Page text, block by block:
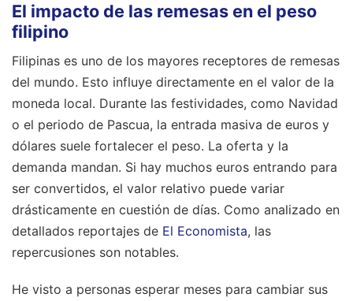
El impacto de las remesas en el peso
filipino
Filipinas es uno de los mayores receptores de remesas
del mundo. Esto influye directamente en el valor de la
moneda local. Durante las festividades, como Navidad
o el periodo de Pascua, la entrada masiva de euros y
dólares suele fortalecer el peso. La oferta y la
demanda mandan. Si hay muchos euros entrando para
ser convertidos, el valor relativo puede variar
drásticamente en cuestión de días. Como analizado en
detallados reportajes de El Economista, las
repercusiones son notables.
He visto a personas esperar meses para cambiar sus